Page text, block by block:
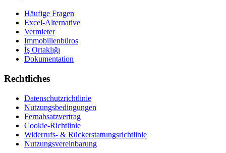
Häufige Fragen
Excel-Alternative
Vermieter
Immobilienbüros
İş Ortaklığı
Dokumentation
Rechtliches
Datenschutzrichtlinie
Nutzungsbedingungen
Fernabsatzvertrag
Cookie-Richtlinie
Widerrufs- & Rückerstattungsrichtlinie
Nutzungsvereinbarung